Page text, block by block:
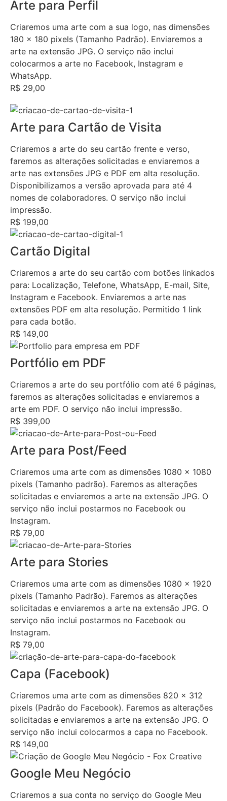
Arte para Perfil
Criaremos uma arte com a sua logo, nas dimensões
180 x 180 pixels (Tamanho Padrão). Enviaremos a
arte na extensão JPG. O serviço não inclui
colocarmos a arte no Facebook, Instagram e
WhatsApp.
R$ 29,00
Arte para Cartão de Visita
Criaremos a arte do seu cartão frente e verso,
faremos as alterações solicitadas e enviaremos a
arte nas extensões JPG e PDF em alta resolução.
Disponibilizamos a versão aprovada para até 4
nomes de colaboradores. O serviço não inclui
impressão.
R$ 199,00
Cartão Digital
Criaremos a arte do seu cartão com botões linkados
para: Localização, Telefone, WhatsApp, E-mail, Site,
Instagram e Facebook. Enviaremos a arte nas
extensões PDF em alta resolução. Permitido 1 link
para cada botão.
R$ 149,00
Portfólio em PDF
Criaremos a arte do seu portfólio com até 6 páginas,
faremos as alterações solicitadas e enviaremos a
arte em PDF. O serviço não inclui impressão.
R$ 399,00
Arte para Post/Feed
Criaremos uma arte com as dimensões 1080 x 1080
pixels (Tamanho padrão). Faremos as alterações
solicitadas e enviaremos a arte na extensão JPG. O
serviço não inclui postarmos no Facebook ou
Instagram.
R$ 79,00
Arte para Stories
Criaremos uma arte com as dimensões 1080 x 1920
pixels (Tamanho Padrão). Faremos as alterações
solicitadas e enviaremos a arte na extensão JPG. O
serviço não inclui postarmos no Facebook ou
Instagram.
R$ 79,00
Capa (Facebook)
Criaremos uma arte com as dimensões 820 x 312
pixels (Padrão do Facebook). Faremos as alterações
solicitadas e enviaremos a arte na extensão JPG. O
serviço não inclui colocarmos a capa no Facebook.
R$ 149,00
Google Meu Negócio
Criaremos a sua conta no serviço do Google Meu